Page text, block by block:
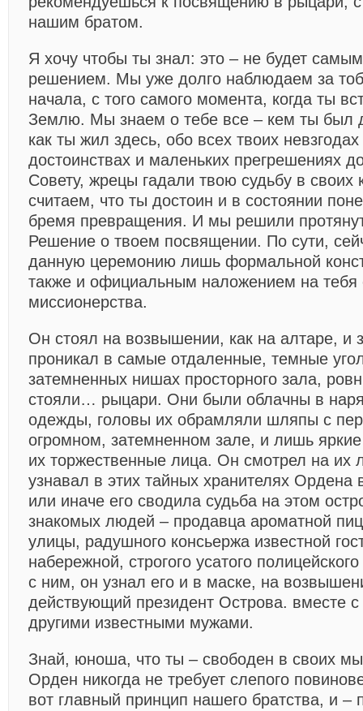
нашим братом.
Я хочу чтобы ты знал: это – не будет
решением. Мы уже долго наблюдаем за
начала, с того самого момента, когда ты
Землю. Мы знаем о тебе все – кем ты был
как ты жил здесь, обо всех твоих
достоинствах и маленьких прегрешениях
Совету, жрецы гадали твою судьбу в своих
считаем, что ты достоин и в состоянии
бремя превращения. И мы решили
Решение о твоем посвящении. По сути,
данную церемонию лишь формальной
также и официальным наложением на тебя
миссионерства.
Он стоял на возвышении, как на алтаре, и
проникал в самые отдаленные, темные
затемненных нишах просторного зала,
стояли… рыцари. Они были облачны в
одежды, головы их обрамляли шляпы с
огромном, затемненном зале, и лишь
их торжественные лица. Он смотрел на их
узнавал в этих тайных хранителях Ордена
или иначе его сводила судьба на этом
знакомых людей – продавца ароматной
улицы, радушного консьержа известной
набережной, строгого усатого
с ним, он узнал его и в маске, на
действующий президент Острова. вместе с
другими известными мужами.
Знай, юноша, что ты – свободен в своих
Орден никогда не требует слепого
вот главный принцип нашего братства, и –